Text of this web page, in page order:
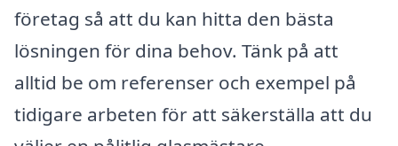
företag så att du kan hitta den bästa
lösningen för dina behov. Tänk på att
alltid be om referenser och exempel på
tidigare arbeten för att säkerställa att du